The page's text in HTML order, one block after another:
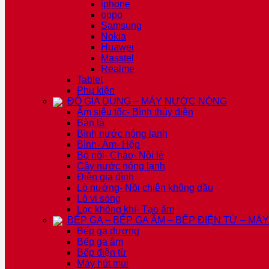
iphone
oppo
Samsung
Nokia
Huawei
Masstel
Realme
Tablet
Phụ kiện
ĐỒ GIA DỤNG – MÁY NƯỚC NÓNG
Ấm siêu tốc- Bình thủy điện
Bàn là
Bình nước nóng lạnh
Bình- Ấm- Hộp
Bộ nồi- Chảo- Nồi lẻ
Cây nước nóng lạnh
Điện gia đình
Lò nướng- Nồi chiên không dầu
Lò vi sóng
Lọc không khí- Tạo ẩm
BẾP GA – BẾP GA ÂM – BẾP ĐIỆN TỪ – MÁY
Bếp ga dương
Bếp ga âm
Bếp điện từ
Máy hút mùi